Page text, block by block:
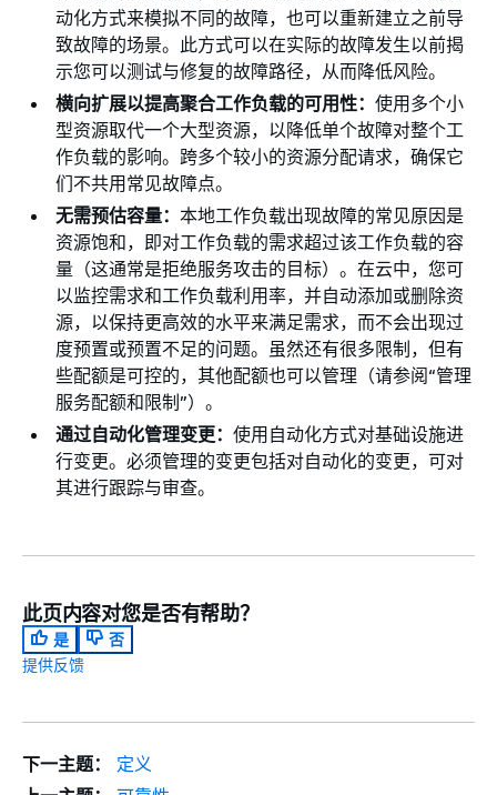
动化方式来模拟不同的故障，也可以重新建立之前导
致故障的场景。此方式可以在实际的故障发生以前揭
示您可以测试与修复的故障路径，从而降低风险。
横向扩展以提高聚合工作负载的可用性： 使用多个小
型资源取代一个大型资源，以降低单个故障对整个工
作负载的影响。跨多个较小的资源分配请求，确保它
们不共用常见故障点。
无需预估容量： 本地工作负载出现故障的常见原因是
资源饱和，即对工作负载的需求超过该工作负载的容
量（这通常是拒绝服务攻击的目标）。在云中，您可
以监控需求和工作负载利用率，并自动添加或删除资
源，以保持更高效的水平来满足需求，而不会出现过
度预置或预置不足的问题。虽然还有很多限制，但有
些配额是可控的，其他配额也可以管理（请参阅“管理
服务配额和限制”）。
通过自动化管理变更： 使用自动化方式对基础设施进
行变更。必须管理的变更包括对自动化的变更，可对
其进行跟踪与审查。
此页内容对您是否有帮助？
是
否
提供反馈
下一主题：
定义